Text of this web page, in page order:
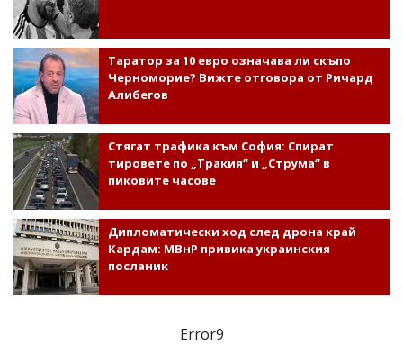
Таратор за 10 евро означава ли скъпо
Черноморие? Вижте отговора от Ричард
Алибегов
Стягат трафика към София: Спират
тировете по „Тракия“ и „Струма“ в
пиковите часове
Дипломатически ход след дрона край
Кардам: МВнР привика украинския
посланик
Error9